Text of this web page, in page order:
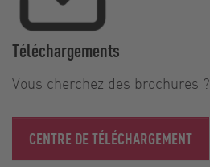
Téléchargements
Vous cherchez des brochures ?
CENTRE DE TÉLÉCHARGEMENT